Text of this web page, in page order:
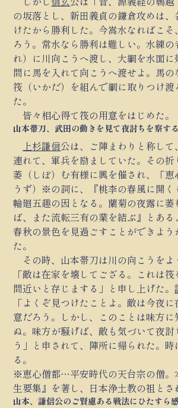
の坂落とし、新田義貞の鎌倉攻めは
けたから勝利した。今嵩水なればこ
ろう。常水なら勝利は難しい。水練
れ）に川向こうへ渡し、大綱を水面に
間に馬を入れて向こうへ渡せよ。馬の
筏（いかだ）を組んで綱に取りつけ渡
た。
皆々相心得て筏の用意をはじめた。
山本帯刀、武田の動きを見て夜討ちを察する
上杉謙信公は、ご陣まわりと称して
連れて、軍兵を励ましていた。その
萎（しぼ）む有様に興を催され、「恵
うず）※の詞に、『桃李の春風に開く
輪廻五趣の因となる。蘭菊の夜露に
ば、また流転三有の業を結ぶ』とある
春秋の景色を見過ごすことができよ
た。
その時、山本帯刀は川の向こうをよ
「敵は在家を壊してござる。これは
間近いと存じまする」と申し上げた。
「よくぞ見つけたことよ。敵は今夜
意だろう。しかし、このことは味方に
ぬ。味方が騒げば、敵も気づいて夜討
う」と申されて、陣所に帰られた。
る。
※恵心僧都…平安時代の天台宗の僧。
生要集』を著し、日本浄土教の祖とさ
山本、謙信公のご賢慮ある戦法にひたすら